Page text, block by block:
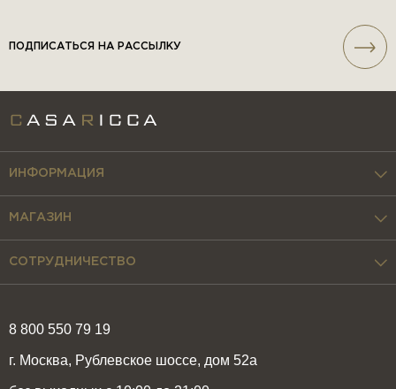
ПОДПИСАТЬСЯ НА РАССЫЛКУ
8 800 550 79 19
г. Москва, Рублевское шоссе, дом 52а
ИНФОРМАЦИЯ
МАГАЗИН
СОТРУДНИЧЕСТВО